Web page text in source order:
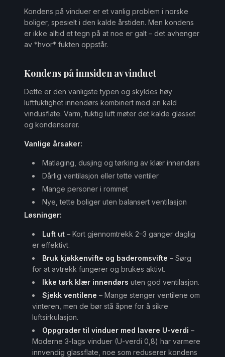
Kondens på vinduer er et vanlig problem i norske
boliger, spesielt i den kalde årstiden. Men kondens
er ikke alltid et tegn på at noe er galt – det avhenger
av *hvor* fukten oppstår.
Kondens på innsiden av vinduet
Dette er den vanligste typen og skyldes høy
luftfuktighet innendørs kombinert med en kald
vindusflate. Varm, fuktig luft møter det kalde glasset
og kondenserer.
Vanlige årsaker:
Matlaging, dusjing og tørking av klær innendørs
Dårlig ventilasjon eller tette ventiler
Mange personer i rommet
Nye, tette boliger uten balansert ventilasjon
Løsninger:
Luft ut – Kort gjennomtrekk 2–3 ganger daglig
er effektivt.
Bruk kjøkkenvifte og baderomsvifte – Sørg
for at avtrekk fungerer og brukes aktivt.
Ikke tørk klær innendørs uten god ventilasjon.
Sjekk ventilene – Mange stenger ventilene om
vinteren, men de bør stå åpne for å sikre
luftsirkulasjon.
Oppgrader til vinduer med lavere U-verdi –
Moderne 3-lags vinduer (U-verdi 0,8) har varmere
innvendig glassflate, noe som reduserer kondens